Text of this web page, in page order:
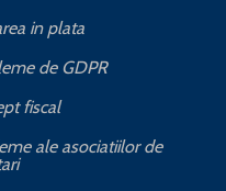
in plata
de GDPR
fiscal
ale asociatiilor de